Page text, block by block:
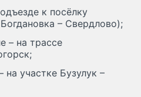
к посёлку
– Свердлово);
– на трассе
участке Бузулук –